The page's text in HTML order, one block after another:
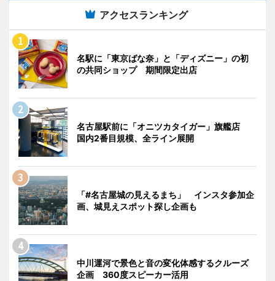
アクセスランキング
名駅に「東京ばな奈」と「ディズニー」の初
の共同ショップ 期間限定出店
名古屋駅前に「オニツカタイガー」旗艦店
国内2番目規模、全ライン展開
「#名古屋城の見えるまち」 インスタ参加企
画、城見えスポット探し企画も
中川運河で景色と音の変化体感するクルーズ
企画 360度スピーカー活用